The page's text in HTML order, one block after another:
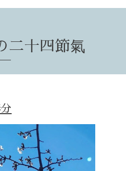
二十四節氣